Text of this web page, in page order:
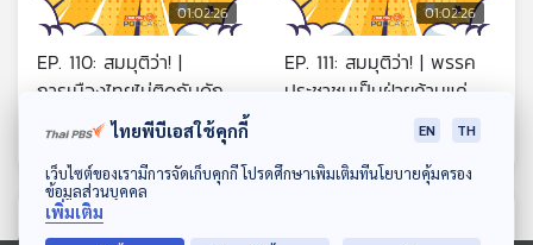
ดาวน์โหลด Thai PBS Podcast Application
01:02:26
EP. 110: สมมุติว่า! |
การเมืองไทยไม่ติดกับดัก
01:02:26
EP. 111: สมมุติว่า! | พรรค
ประชาชนเป็นฝ่ายค้านแค่
ตอนที่เกี่ยวข้อง
ไทยพีบีเอสใช้คุกกี้ EN TH
เว็บไซต์ของเรามีการจัดเก็บคุกกี้ โปรดศึกษาเพิ่มเติมที่นโยบายคุ้มครอง
ข้อมูลส่วนบุคคล
เพิ่มเติม